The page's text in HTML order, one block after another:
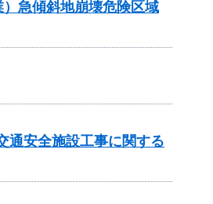
急傾斜地崩壊危険区域
安全施設工事に関する